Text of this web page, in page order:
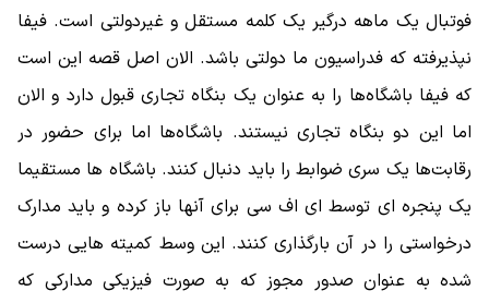
فوتبال یک ماهه درگیر یک کلمه مستقل و غیردولتی است. فیفا
نپذیرفته که فدراسیون ما دولتی باشد. الان اصل قصه این است
که فیفا باشگاه‌‎ها را به عنوان یک بنگاه تجاری قبول دارد و الان
اما این دو بنگاه تجاری نیستند. باشگاه‌ها اما برای حضور در
رقابت‌ها یک سری ضوابط را باید دنبال کنند. باشگاه ها مستقیما
یک پنجره ای توسط ای اف سی برای آنها باز کرده و باید مدارک
درخواستی را در آن بارگذاری کنند. این وسط کمیته هایی درست
شده به عنوان صدور مجوز که به صورت فیزیکی مدارکی که